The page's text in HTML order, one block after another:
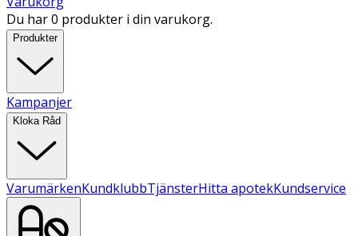
Du har 0 produkter i din varukorg.
Produkter
Kampanjer
Kloka Råd
VarumärkenKundklubbTjänsterHitta apotekKundservice